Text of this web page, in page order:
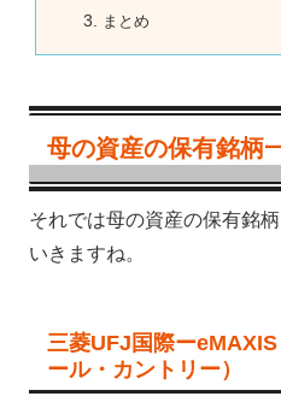
まとめ
母の資産の保有銘柄
それでは母の資産の保有銘
いきますね。
三菱UFJ国際ー
ール・カントリー）